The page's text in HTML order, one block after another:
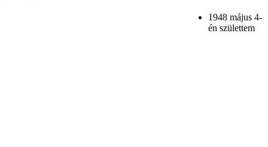
1948 május 4-
én születtem